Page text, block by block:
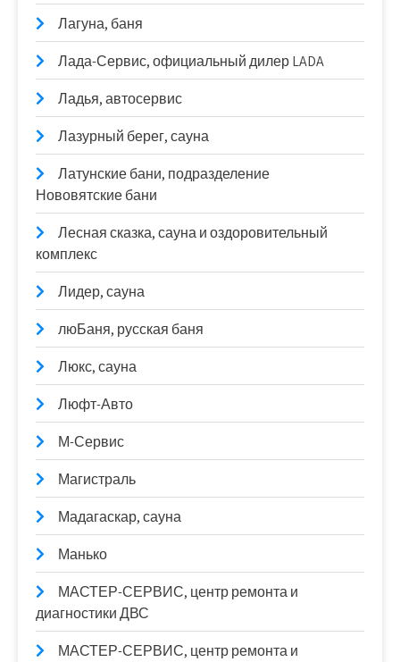
Лагуна, баня
Лада-Сервис, официальный дилер LADA
Ладья, автосервис
Лазурный берег, сауна
Латунские бани, подразделение
Нововятские бани
Лесная сказка, сауна и оздоровительный
комплекс
Лидер, сауна
люБаня, русская баня
Люкс, сауна
Люфт-Авто
М-Сервис
Магистраль
Мадагаскар, сауна
Манько
МАСТЕР-СЕРВИС, центр ремонта и
диагностики ДВС
МАСТЕР-СЕРВИС, центр ремонта и